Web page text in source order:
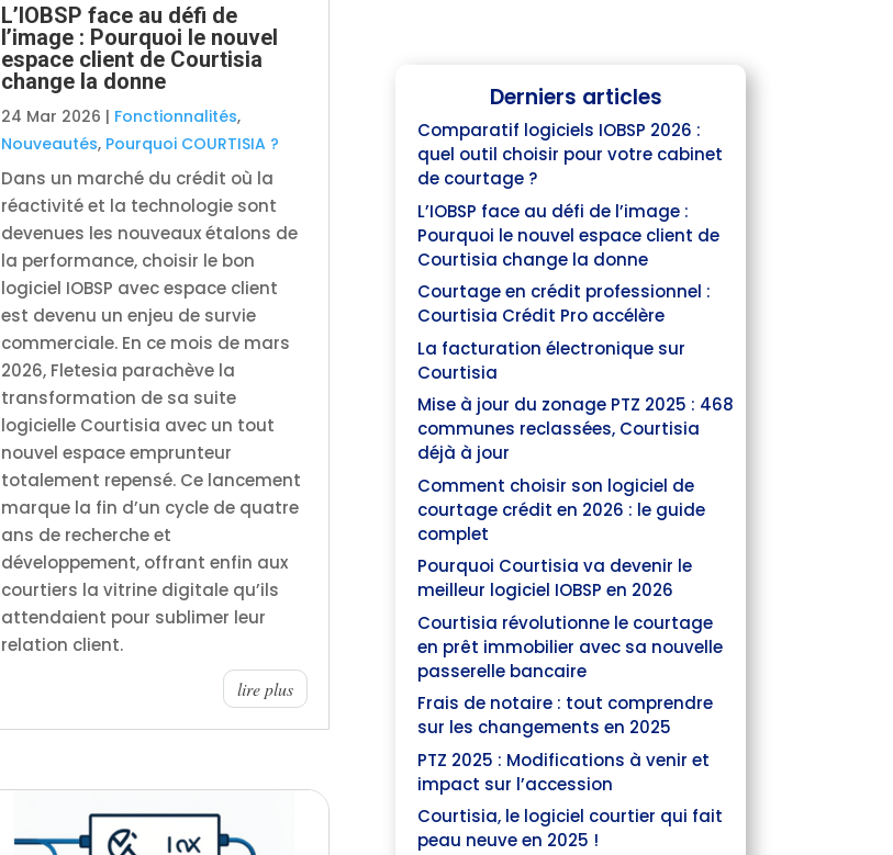
L’IOBSP face au défi de
l’image : Pourquoi le nouvel
espace client de Courtisia
change la donne
24 Mar 2026 | Fonctionnalités,
Nouveautés, Pourquoi COURTISIA ?
Dans un marché du crédit où la
réactivité et la technologie sont
devenues les nouveaux étalons de
la performance, choisir le bon
logiciel IOBSP avec espace client
est devenu un enjeu de survie
commerciale. En ce mois de mars
2026, Fletesia parachève la
transformation de sa suite
logicielle Courtisia avec un tout
nouvel espace emprunteur
totalement repensé. Ce lancement
marque la fin d’un cycle de quatre
ans de recherche et
développement, offrant enfin aux
courtiers la vitrine digitale qu’ils
attendaient pour sublimer leur
relation client.
lire plus
Derniers articles
Comparatif logiciels IOBSP 2026 :
quel outil choisir pour votre cabinet
de courtage ?
L’IOBSP face au défi de l’image :
Pourquoi le nouvel espace client de
Courtisia change la donne
Courtage en crédit professionnel :
Courtisia Crédit Pro accélère
La facturation électronique sur
Courtisia
Mise à jour du zonage PTZ 2025 : 468
communes reclassées, Courtisia
déjà à jour
Comment choisir son logiciel de
courtage crédit en 2026 : le guide
complet
Pourquoi Courtisia va devenir le
meilleur logiciel IOBSP en 2026
Courtisia révolutionne le courtage
en prêt immobilier avec sa nouvelle
passerelle bancaire
Frais de notaire : tout comprendre
sur les changements en 2025
PTZ 2025 : Modifications à venir et
impact sur l’accession
Courtisia, le logiciel courtier qui fait
peau neuve en 2025 !